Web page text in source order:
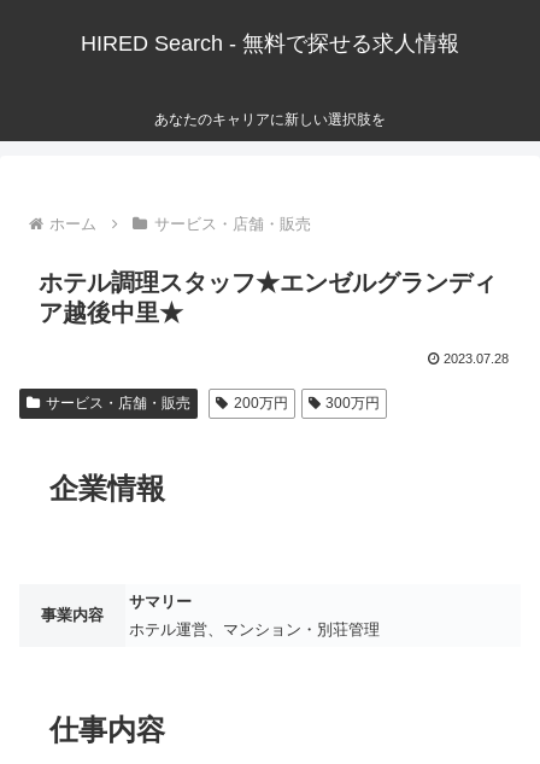
HIRED Search - 無料で探せる求人情報
あなたのキャリアに新しい選択肢を
ホーム サービス・店舗・販売
ホテル調理スタッフ★エンゼルグランディ
ア越後中里★
2023.07.28
サービス・店舗・販売 200万円 300万円
企業情報
事業内容
サマリー
ホテル運営、マンション・別荘管理
仕事内容